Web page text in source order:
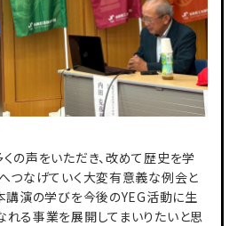
の声をいただき、改めて歴史を学
つなげていく大変有意義な例会と
講演の学びを今後のYEG活動に生
る事業を展開してまいりたいと思